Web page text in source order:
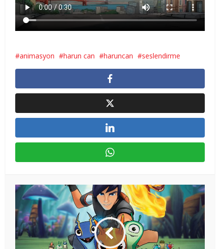
animasyon harun can haruncan seslendirme